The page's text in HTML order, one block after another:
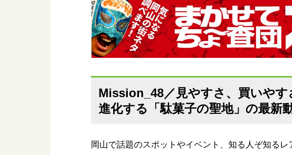
Mission_48／見やすさ、買いや
進化する「駄菓子の聖地」の最新
岡山で話題のスポットやイベント、知る人ぞ知る